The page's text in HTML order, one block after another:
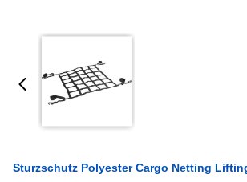
Sturzschutz Polyester Cargo Netting